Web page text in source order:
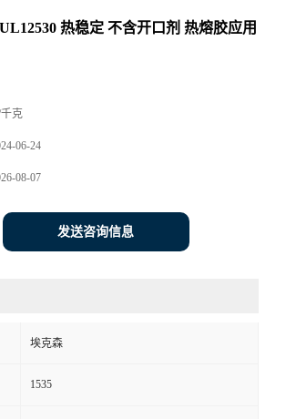
热稳定 不含开口剂 热熔胶应用
千克
06-24
08-07
发送咨询信息
埃克森
1535